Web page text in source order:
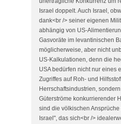
Israel doppelt. Auch Israel,
dank<br /> seiner eigenen
abhängig von US-
Gasvoräte im levantinischen
möglicherweise, aber nicht
US-Kalkulationen, denn die
USA bedürfen nicht nur eines
Zugriffes auf Roh- und
Herrschaftsindustrien,
Güterströme konkurrierender
sind die völkischen
Israel", das sich<br />